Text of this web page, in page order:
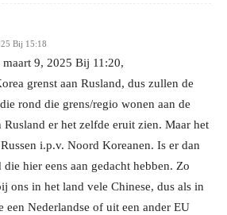
Bij 15:18
maart 9, 2025 Bij 11:20,
grenst aan Rusland, dus zullen de
rond die grens/regio wonen aan de
Rusland er het zelfde eruit zien. Maar het
i.p.v. Noord Koreanen. Is er dan
die hier eens aan gedacht hebben. Zo
ons in het land vele Chinese, dus als in
een Nederlandse of uit een ander EU